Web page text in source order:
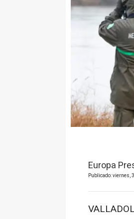
Europa
Publicado: viernes,